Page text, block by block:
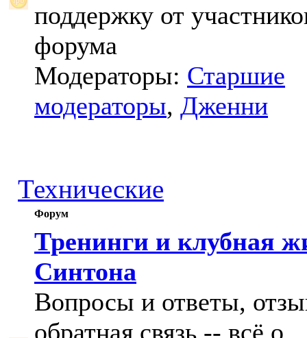
поддержку от
форума
Модераторы: Старшие
модераторы, Дженни
Технические
Форум
Тренинги и клубная
Синтона
Вопросы и ответы,
обратная связь -- всё о